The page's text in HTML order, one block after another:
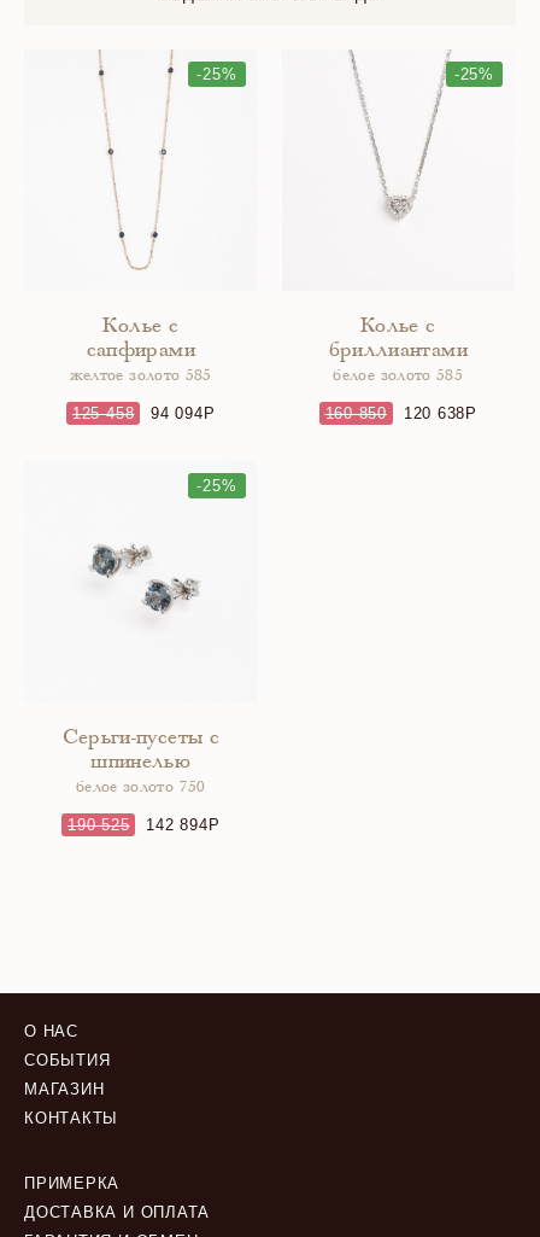
-25%
Колье с
сапфирами
желтое золото 585
125 458 94 094
-25%
Колье с
бриллиантами
белое золото 585
160 850 120 638
-25%
Серьги-пусеты с
шпинелью
белое золото 750
190 525 142 894
О НАС
СОБЫТИЯ
МАГАЗИН
КОНТАКТЫ
ПРИМЕРКА
ДОСТАВКА И ОПЛАТА